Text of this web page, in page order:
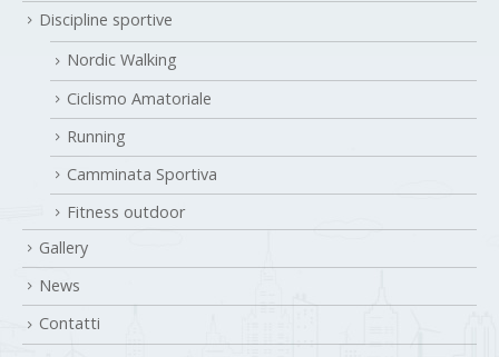
Discipline sportive
Nordic Walking
Ciclismo Amatoriale
Running
Camminata Sportiva
Fitness outdoor
Gallery
News
Contatti